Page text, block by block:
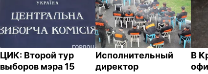
ЦИК: Второй тур
выборов мэра 15
Исполнительный
директор
В